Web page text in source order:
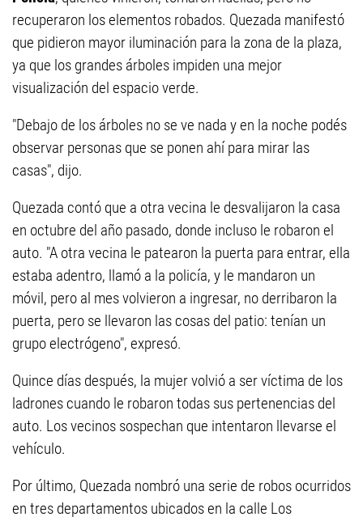
recuperaron los elementos robados. Quezada manifestó
que pidieron mayor iluminación para la zona de la plaza,
ya que los grandes árboles impiden una mejor
visualización del espacio verde.
"Debajo de los árboles no se ve nada y en la noche podés
observar personas que se ponen ahí para mirar las
casas", dijo.
Quezada contó que a otra vecina le desvalijaron la casa
en octubre del año pasado, donde incluso le robaron el
auto. "A otra vecina le patearon la puerta para entrar, ella
estaba adentro, llamó a la policía, y le mandaron un
móvil, pero al mes volvieron a ingresar, no derribaron la
puerta, pero se llevaron las cosas del patio: tenían un
grupo electrógeno", expresó.
Quince días después, la mujer volvió a ser víctima de los
ladrones cuando le robaron todas sus pertenencias del
auto. Los vecinos sospechan que intentaron llevarse el
vehículo.
Por último, Quezada nombró una serie de robos ocurridos
en tres departamentos ubicados en la calle Los